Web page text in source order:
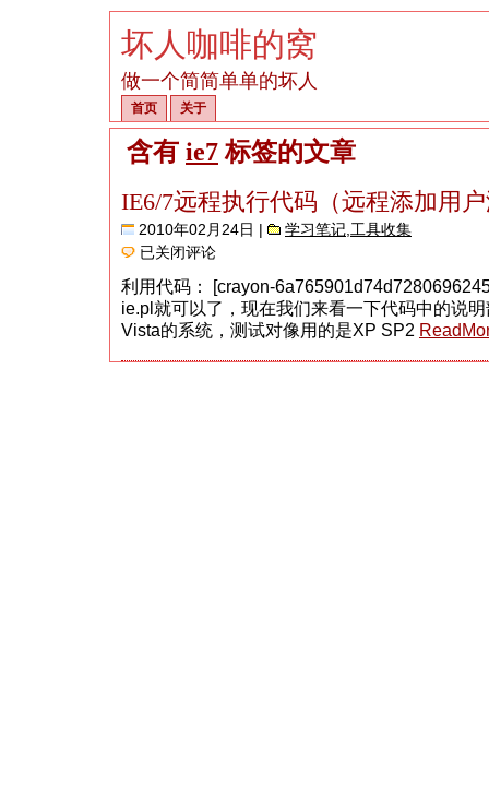
坏人咖啡的窝
做一个简简单单的坏人
首页 关于
含有 ie7标签的文章
IE6/7远程执行代码（远程添加用
2010年02月24日 | 学习笔记 工具收集
IE6/7
远
程
执
行
代
（远
已关闭评论
利用代码： [crayon-
ie.pl就可以了，现在我们来看一下代码中的说
Vista的系统，测试对像用的是XP SP2